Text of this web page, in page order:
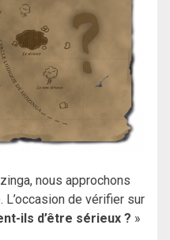
nous approchons
de vérifier sur
ils d’être sérieux ? »